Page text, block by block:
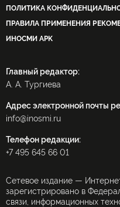
ПОЛИТИКА
ПРАВИЛА ПРИМЕНЕНИЯ
ИНОСМИ APK
Главный редактор:
А. А. Тургиева
Адрес электронной почты
info@inosmi.ru
Телефон редакции:
+7 495 645 66 01
Сетевое издание —
зарегистрировано в
связи, информационных